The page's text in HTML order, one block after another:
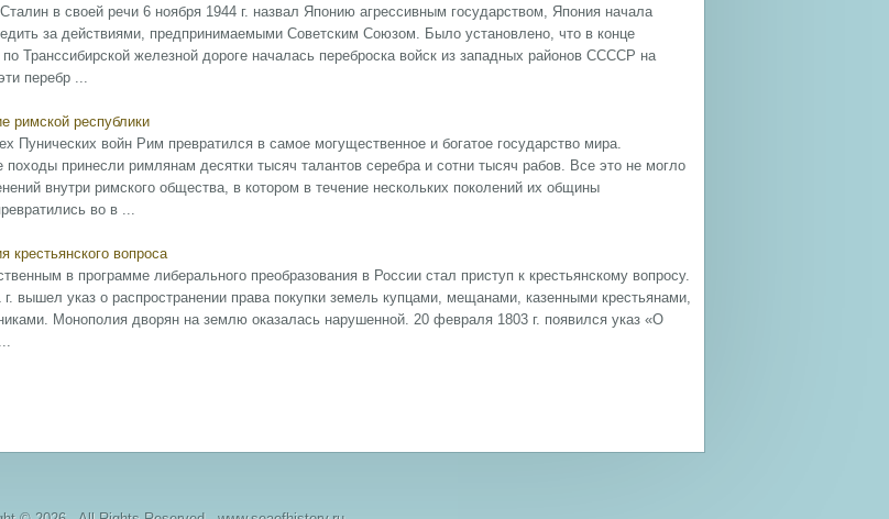
в своей речи 6 ноября 1944 г. назвал Японию агрессивным государством, Япония начала
за действиями, предпринимаемыми Советским Союзом. Было установлено, что в конце
Транссибирской железной дороге началась переброска войск из западных районов ССССР на
перебр ...
римской республики
Пунических войн Рим превратился в самое могущественное и богатое государство мира.
походы принесли римлянам десятки тысяч талантов серебра и сотни тысяч рабов. Все это не могло
внутри римского общества, в котором в течение нескольких поколений их общины
во в ...
крестьянского вопроса
в программе либерального преобразования в России стал приступ к крестьянскому вопросу.
г. вышел указ о распространении права покупки земель купцами, мещанами, казенными крестьянами,
Монополия дворян на землю оказалась нарушенной. 20 февраля 1803 г. появился указ «О